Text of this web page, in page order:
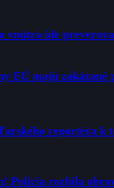
vnútra ide
majú zakázané
reportéra k
Polícia rozbila